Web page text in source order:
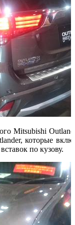
Mitsubishi
которые
по кузову.